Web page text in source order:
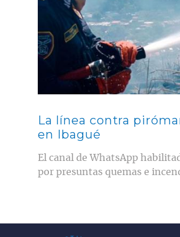
La línea contra
en Ibagué
El canal de WhatsApp
por presuntas quemas e